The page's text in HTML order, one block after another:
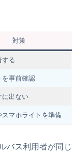
対策
する
を事前確認
に出ない
スマホライトを準備
バス利用者が同じ